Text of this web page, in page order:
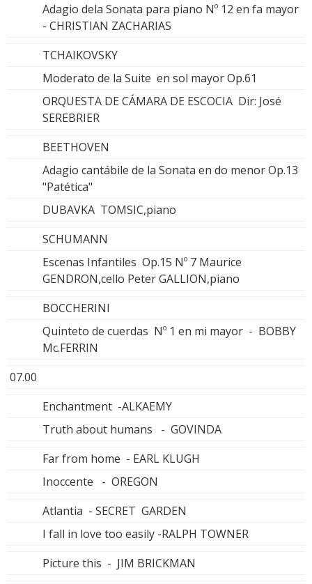
Adagio dela Sonata para piano Nº 12 en fa mayor
- CHRISTIAN ZACHARIAS
TCHAIKOVSKY
Moderato de la Suite en sol mayor Op.61
ORQUESTA DE CÁMARA DE ESCOCIA Dir: José
SEREBRIER
BEETHOVEN
Adagio cantábile de la Sonata en do menor Op.13
"Patética"
DUBAVKA TOMSIC,piano
SCHUMANN
Escenas Infantiles Op.15 Nº 7 Maurice
GENDRON,cello Peter GALLION,piano
BOCCHERINI
Quinteto de cuerdas Nº 1 en mi mayor - BOBBY
Mc.FERRIN
07.00
Enchantment -ALKAEMY
Truth about humans - GOVINDA
Far from home - EARL KLUGH
Inoccente - OREGON
Atlantia - SECRET GARDEN
I fall in love too easily -RALPH TOWNER
Picture this - JIM BRICKMAN